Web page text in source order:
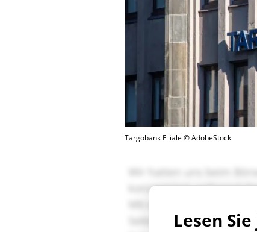
Targobank Filiale © AdobeStock
Lesen